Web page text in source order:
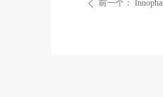
ꄴ 前一个：